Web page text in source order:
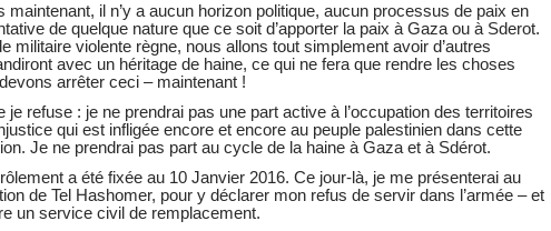
maintenant, il n’y a aucun horizon politique, aucun processus de paix en
de quelque nature que ce soit d’apporter la paix à Gaza ou à Sderot.
militaire violente règne, nous allons tout simplement avoir d’autres
avec un héritage de haine, ce qui ne fera que rendre les choses
arrêter ceci – maintenant !
je refuse : je ne prendrai pas une part active à l’occupation des territoires
qui est infligée encore et encore au peuple palestinien dans cette
Je ne prendrai pas part au cycle de la haine à Gaza et à Sdérot.
a été fixée au 10 Janvier 2016. Ce jour-là, je me présenterai au
de Tel Hashomer, pour y déclarer mon refus de servir dans l’armée – et
un service civil de remplacement.